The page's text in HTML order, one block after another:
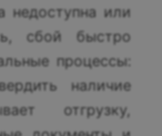
недоступна или
сбой быстро
процессы:
наличие
отгрузку,